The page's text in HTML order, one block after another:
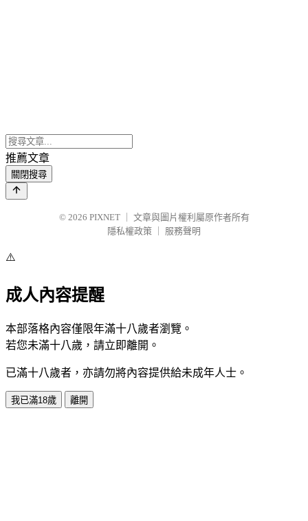
推薦文章
關閉搜尋
© 2026 PIXNET
文章與圖片權利屬原作者所有
隱私權政策
服務聲明
⚠️
成人內容提醒
本部落格內容僅限年滿十八歲者瀏覽。
若您未滿十八歲，請立即離開。
已滿十八歲者，亦請勿將內容提供給未成年人士。
我已滿18歲 離開